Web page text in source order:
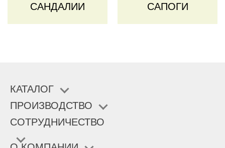
САНДАЛИИ САПОГИ
КАТАЛОГ
ПРОИЗВОДСТВО
СОТРУДНИЧЕСТВО